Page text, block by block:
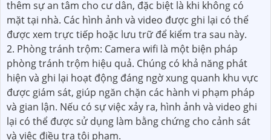
thêm sự an tâm cho cư dân, đặc biệt là khi không có
mặt tại nhà. Các hình ảnh và video được ghi lại có thể
được xem trực tiếp hoặc lưu trữ để kiểm tra sau này.
2. Phòng tránh trộm: Camera wifi là một biện pháp
phòng tránh trộm hiệu quả. Chúng có khả năng phát
hiện và ghi lại hoạt động đáng ngờ xung quanh khu vực
được giám sát, giúp ngăn chặn các hành vi phạm pháp
và gian lận. Nếu có sự việc xảy ra, hình ảnh và video ghi
lại có thể được sử dụng làm bằng chứng cho cảnh sát
và việc điều tra tội phạm.